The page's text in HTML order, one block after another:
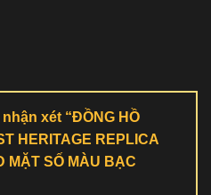
xét “ĐỒNG HỒ
HERITAGE REPLICA
MẶT SỐ MÀU BẠC